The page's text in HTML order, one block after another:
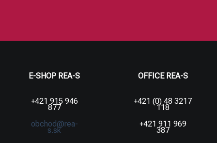
E-SHOP REA-S
+421 915 946
877
obchod@rea-
s.sk
OFFICE REA-S
+421 (0) 48 3217
118
+421 911 969
387